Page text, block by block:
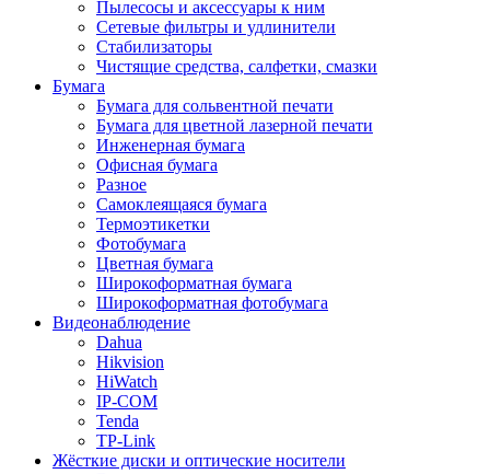
Пылесосы и аксессуары к ним
Сетевые фильтры и удлинители
Стабилизаторы
Чистящие средства, салфетки, смазки
Бумага
Бумага для сольвентной печати
Бумага для цветной лазерной печати
Инженерная бумага
Офисная бумага
Разное
Самоклеящаяся бумага
Термоэтикетки
Фотобумага
Цветная бумага
Широкоформатная бумага
Широкоформатная фотобумага
Видеонаблюдение
Dahua
Hikvision
HiWatch
IP-COM
Tenda
TP-Link
Жёсткие диски и оптические носители